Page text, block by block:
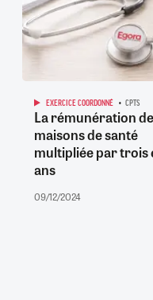
EXERCICE COORDONNÉ CPTS
La rémunération
maisons de santé
multipliée par trois
ans
09/12/2024